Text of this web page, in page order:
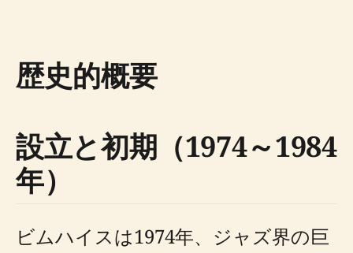
歴史的概要
設立と初期（1974～1984
年）
ビムハイスは1974年、ジャズ界の巨